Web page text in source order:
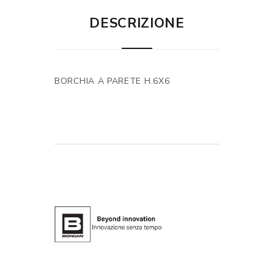
DESCRIZIONE
BORCHIA A PARETE H.6X6